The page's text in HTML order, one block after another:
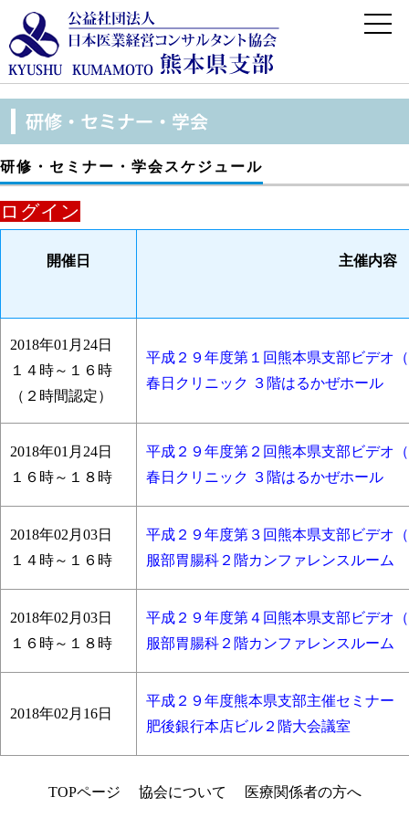
研修・セミナー・学会スケジュール
ログイン
開催日 主催内容
2018年01月24日
１４時～１６時
（２時間認定）
平成２９年度第１回熊本県支部ビデオ
春日クリニック ３階はるかぜホール
2018年01月24日
１６時～１８時
平成２９年度第２回熊本県支部ビデオ
春日クリニック ３階はるかぜホール
2018年02月03日
１４時～１６時
平成２９年度第３回熊本県支部ビデオ
服部胃腸科２階カンファレンスルーム
2018年02月03日
１６時～１８時
平成２９年度第４回熊本県支部ビデオ
服部胃腸科２階カンファレンスルーム
2018年02月16日
平成２９年度熊本県支部主催セミナー
肥後銀行本店ビル２階大会議室
TOPページ 協会について 医療関係者の方へ